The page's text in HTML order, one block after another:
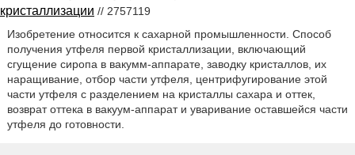
кристаллизации // 2757119
Изобретение относится к сахарной промышленности. Способ
получения утфеля первой кристаллизации, включающий
сгущение сиропа в вакумм-аппарате, заводку кристаллов, их
наращивание, отбор части утфеля, центрифугирование этой
части утфеля с разделением на кристаллы сахара и оттек,
возврат оттека в вакуум-аппарат и уваривание оставшейся части
утфеля до готовности.